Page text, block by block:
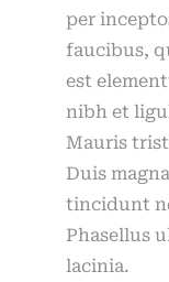
per
faucibus,
est
nibh et
Mauris
Duis
tincidunt
Phasellus
lacinia.